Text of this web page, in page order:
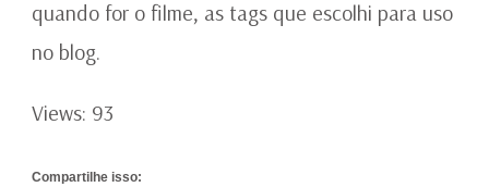
quando for o filme, as tags que escolhi para uso
no blog.
Views: 93
Compartilhe isso: